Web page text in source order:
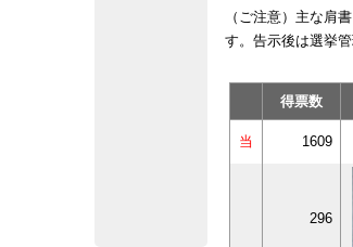
（ご注意）主な肩
す。告示後は選挙
得票数
当 1609
296